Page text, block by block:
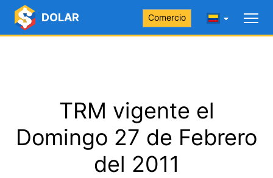
DOLAR Comercio
TRM vigente el
Domingo 27 de Febrero
del 2011